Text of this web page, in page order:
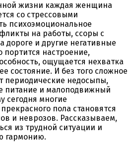
жизни каждая женщина
со стрессовыми
психоэмоциональное
на работы, ссоры с
дороге и другие негативные
портится настроение,
ощущается нехватка
состояние. И без того сложное
периодические недосыпы,
питание и малоподвижный
сегодня многие
пола становятся
и неврозов. Рассказываем,
из трудной ситуации и
гармонию.